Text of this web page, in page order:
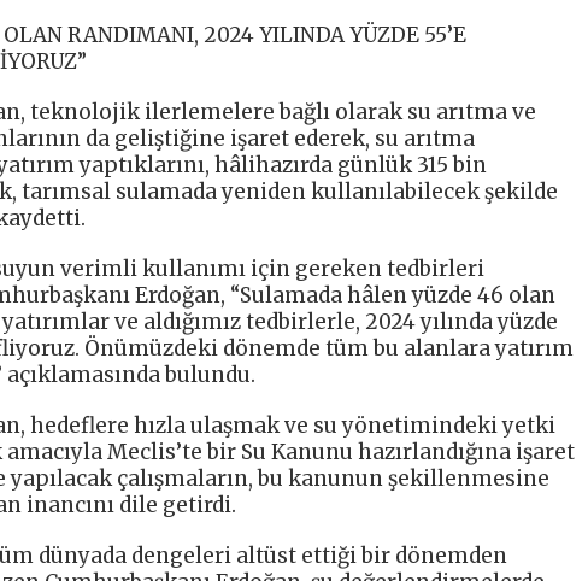
RANDIMANI, 2024 YILINDA YÜZDE 55’E
teknolojik ilerlemelere bağlı olarak su arıtma ve
da geliştiğine işaret ederek, su arıtma
yaptıklarını, hâlihazırda günlük 315 bin
tarımsal sulamada yeniden kullanılabilecek şekilde
verimli kullanımı için gereken tedbirleri
Erdoğan, “Sulamada hâlen yüzde 46 olan
ve aldığımız tedbirlerle, 2024 yılında yüzde
Önümüzdeki dönemde tüm bu alanlara yatırım
bulundu.
hedeflere hızla ulaşmak ve su yönetimindeki yetki
Meclis’te bir Su Kanunu hazırlandığına işaret
yapılacak çalışmaların, bu kanunun şekillenmesine
inancını dile getirdi.
dünyada dengeleri altüst ettiği bir dönemden